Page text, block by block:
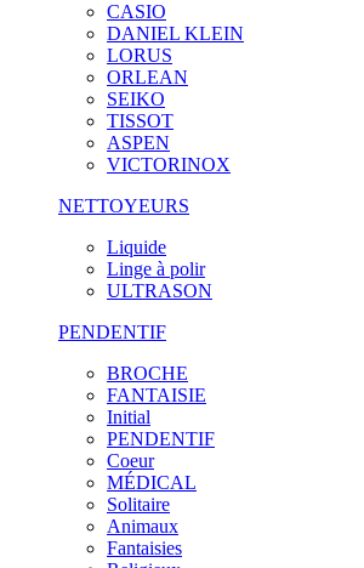
CASIO
DANIEL KLEIN
LORUS
ORLEAN
SEIKO
TISSOT
ASPEN
VICTORINOX
NETTOYEURS
Liquide
Linge à polir
ULTRASON
PENDENTIF
BROCHE
FANTAISIE
Initial
PENDENTIF
Coeur
MÉDICAL
Solitaire
Animaux
Fantaisies